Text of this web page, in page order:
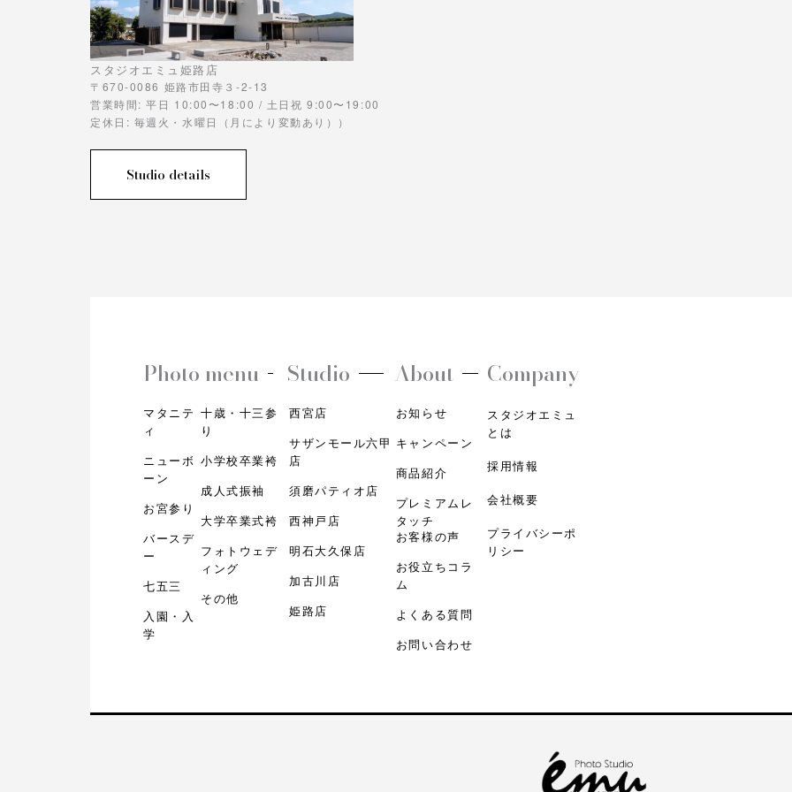
スタジオエミュ姫路店
〒670-0086 姫路市田寺３-2-13
営業時間: 平日 10:00〜18:00 / 土日祝 9:00〜19:00
定休日: 毎週火・水曜日（月により変動あり））
Studio details
Photo menu
マタニテ
ィ
ニューボ
ーン
お宮参り
バースデ
ー
七五三
入園・入
学
十歳・十三参
り
小学校卒業袴
成人式振袖
大学卒業式袴
フォトウェデ
ィング
その他
Studio
西宮店
サザンモール六甲
店
須磨パティオ店
西神戸店
明石大久保店
加古川店
姫路店
About
お知らせ
キャンペーン
商品紹介
プレミアムレ
タッチ
お客様の声
お役立ちコラ
ム
よくある質問
お問い合わせ
Company
スタジオエミュ
とは
採用情報
会社概要
プライバシーポ
リシー